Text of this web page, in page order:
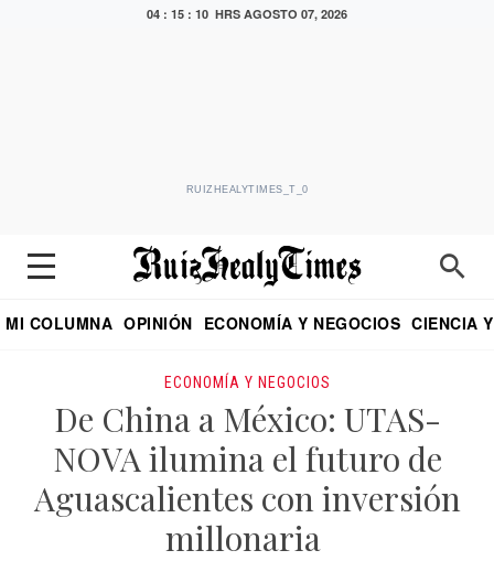
04 : 15 : 11 HRS AGOSTO 07, 2026
RUIZHEALYTIMES_T_0
MI COLUMNA OPINIÓN ECONOMÍA Y NEGOCIOS CIENCIA
ECONOMÍA Y NEGOCIOS
De China a México: UTAS-
NOVA ilumina el futuro de
Aguascalientes con inversión
millonaria